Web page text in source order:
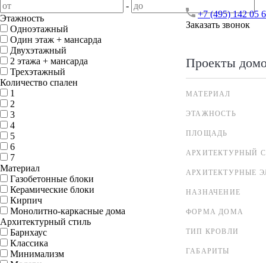
+7 (495) 142 05
Заказать звонок
Проекты
МАТЕРИАЛ
ЭТАЖНОСТЬ
ПЛОЩАДЬ
АРХИТЕКТУРНЫЙ
АРХИТЕКТУРНЫЕ
НАЗНАЧЕНИЕ
ФОРМА ДОМА
ТИП КРОВЛИ
ГАБАРИТЫ
-
Этажность
Одноэтажный
Один этаж + мансарда
Двухэтажный
2 этажа + мансарда
Трехэтажный
Количество спален
1
2
3
4
5
6
7
Материал
Газобетонные блоки
Керамические блоки
Кирпич
Монолитно-каркасные дома
Архитектурный стиль
Барнхаус
Классика
Минимализм